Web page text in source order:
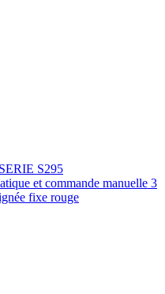
S295
et commande manuelle 3
fixe rouge